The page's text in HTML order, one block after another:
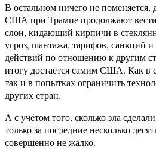
В остальном ничего не
США при Трампе продолжают
слон, кидающий кирпичи в
угроз, шантажа, тарифов, санкций
действий по отношению к другим
итогу достаётся самим США. Как в
так и в попытках ограничить
других стран.
А с учётом того, сколько зла
только за последние несколько
совершенно не жалко.